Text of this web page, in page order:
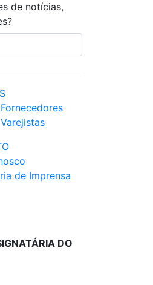
de notícias,
de Imprensa
DO